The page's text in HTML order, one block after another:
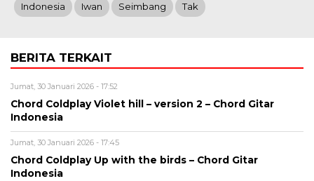
Indonesia Iwan Seimbang Tak
BERITA TERKAIT
Jumat, 30 Januari 2026 - 17:52
Chord Coldplay Violet hill – version 2 – Chord Gitar
Indonesia
Jumat, 30 Januari 2026 - 17:45
Chord Coldplay Up with the birds – Chord Gitar
Indonesia